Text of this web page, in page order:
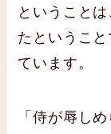
ということ
たというこ
ています。
「侍が辱し